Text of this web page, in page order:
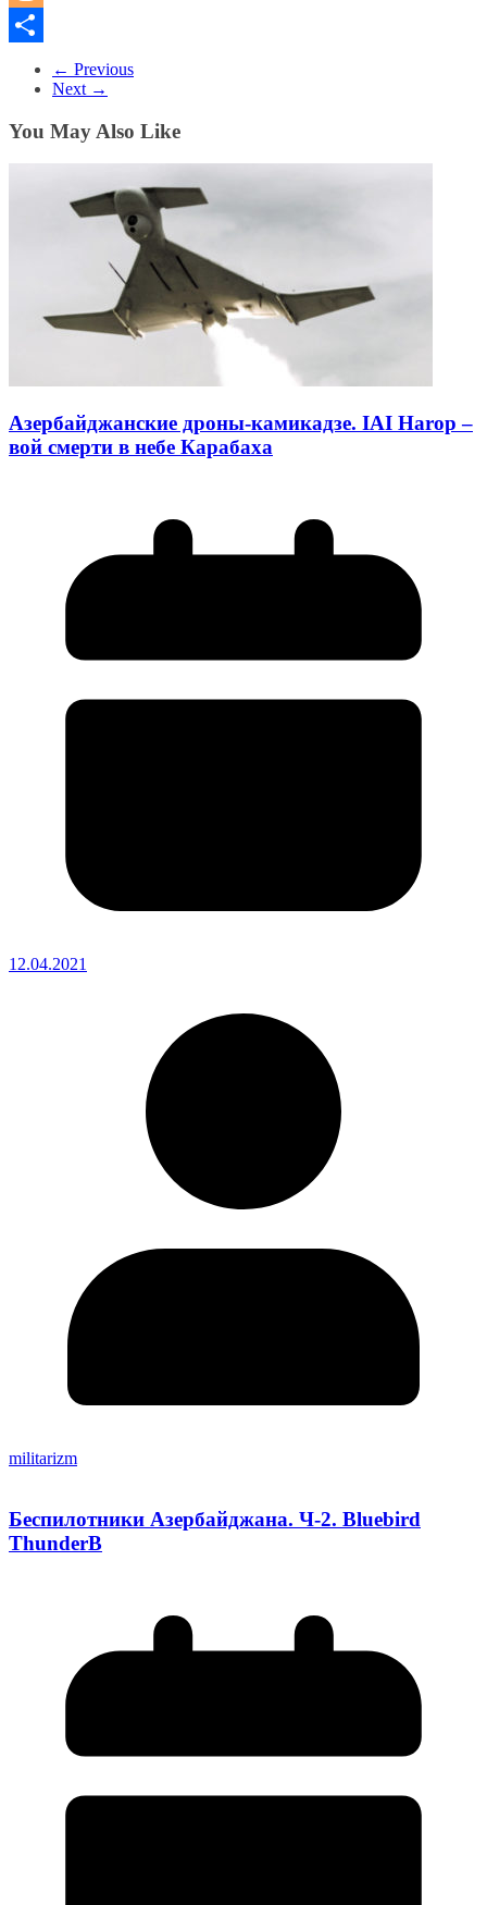
Blogger
← Previous
Next →
You May Also Like
Азербайджанские дроны-камикадзе. IAI Harop –
вой смерти в небе Карабаха
12.04.2021
militarizm
Беспилотники Азербайджана. Ч-2. Bluebird
ThunderB